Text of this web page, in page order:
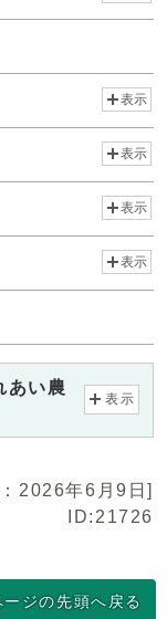
表示
表示
表示
表示
あい農
表示
2026年6月9日]
ID:21726
ージの先頭へ戻る